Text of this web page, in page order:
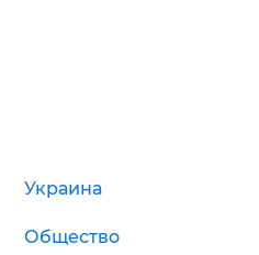
Украина
Общество